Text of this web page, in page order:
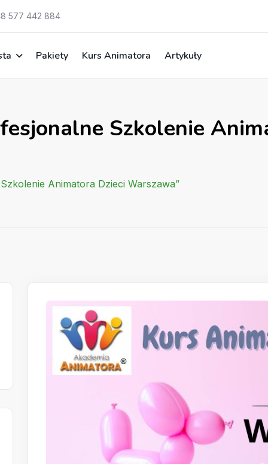
577 442 884
Pakiety Kurs Animatora Artykuły
Szkolenie
Animatora Dzieci Warszawa”